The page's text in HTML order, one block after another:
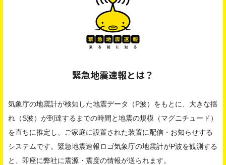
緊急地震速報とは？
気象庁の地震計が検知した地震データ（P波）をもとに、大きな揺
れ（S波）が到達するまでの時間と地震の規模（マグニチュード）
を直ちに推定し、ご家庭に設置された装置に配信・お知らせする
システムです。緊急地震速報ロゴ気象庁の地震計がP波を観測する
と、即座に弊社に震源・震度の情報が送られます。